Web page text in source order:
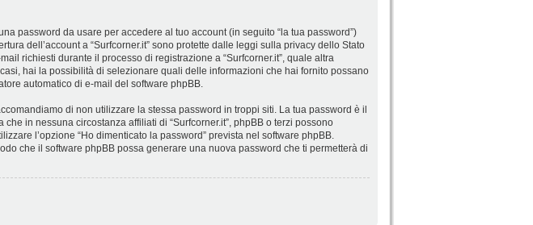
password da usare per accedere al tuo account (in seguito “la tua password”)
dell’account a “Surfcorner.it” sono protette dalle leggi sulla privacy dello Stato
richiesti durante il processo di registrazione a “Surfcorner.it”, quale altra
hai la possibilità di selezionare quali delle informazioni che hai fornito possano
automatico di e-mail del software phpBB.
di non utilizzare la stessa password in troppi siti. La tua password è il
in nessuna circostanza affiliati di “Surfcorner.it”, phpBB o terzi possono
l’opzione “Ho dimenticato la password” prevista nel software phpBB.
che il software phpBB possa generare una nuova password che ti permetterà di